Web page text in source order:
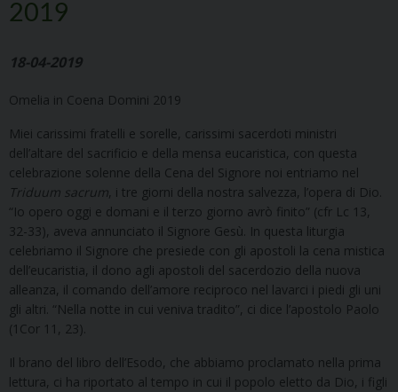
2019
18-04-2019
Omelia in Coena Domini 2019
Miei carissimi fratelli e sorelle, carissimi sacerdoti ministri
dell’altare del sacrificio e della mensa eucaristica, con questa
celebrazione solenne della Cena del Signore noi entriamo nel
Triduum sacrum, i tre giorni della nostra salvezza, l’opera di Dio.
“Io opero oggi e domani e il terzo giorno avrò finito” (cfr Lc 13,
32-33), aveva annunciato il Signore Gesù. In questa liturgia
celebriamo il Signore che presiede con gli apostoli la cena mistica
dell’eucaristia, il dono agli apostoli del sacerdozio della nuova
alleanza, il comando dell’amore reciproco nel lavarci i piedi gli uni
gli altri. “Nella notte in cui veniva tradito”, ci dice l’apostolo Paolo
(1Cor 11, 23).
Il brano del libro dell’Esodo, che abbiamo proclamato nella prima
lettura, ci ha riportato al tempo in cui il popolo eletto da Dio, i figli